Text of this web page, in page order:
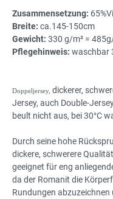
Zusammensetzung:
Breite: ca.145-150cm
Gewicht: 330 g/m² =
Pflegehinweis: waschbar
Doppeljersey, dickerer,
Jersey, auch Double-
beult nicht aus, bei 30°C
Durch seine hohe
dickere, schwerere
geeignet für eng
da der Romanit die
Rundungen abzuzeichnen